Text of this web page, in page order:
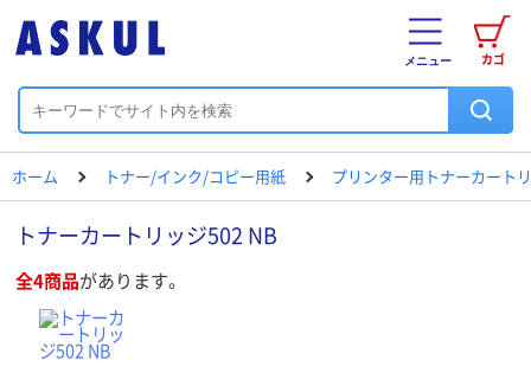
カゴ
メニュー
ホーム トナー/インク/コピー用紙 プリンター用トナーカート
トナーカートリッジ502 NB
全4商品があります。